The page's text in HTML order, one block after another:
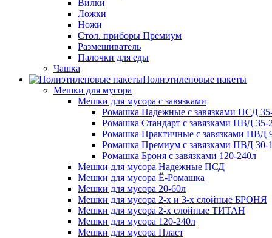
Вилки
Ложки
Ножи
Стол. приборы Премиум
Размешиватель
Палочки для еды
Чашка
Полиэтиленовые пакеты
Мешки для мусора
Мешки для мусора с завязками
Ромашка Надежные с завязками ПСД
Ромашка Стандарт с завязками ПВД 35-
Ромашка Практичные с завязками ПВД
Ромашка Премиум с завязками ПВД 30-
Ромашка Броня с завязками 120-240л
Мешки для мусора Надежные ПСД
Мешки для мусора Ё-Ромашка
Мешки для мусора 20-60л
Мешки для мусора 2-х и 3-х слойные БРОНЯ
Мешки для мусора 2-х слойные ТИТАН
Мешки для мусора 120-240л
Мешки для мусора Пласт